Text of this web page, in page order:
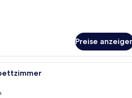
Preise
Ein Hotelzimmer mit einem